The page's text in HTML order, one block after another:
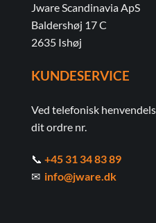
Jware Scandinavia ApS
Baldershøj 17 C
2635 Ishøj
KUNDESERVICE
Ved telefonisk
dit ordre nr.
📞 +45 31 34 83 89
✉ info@jware.dk